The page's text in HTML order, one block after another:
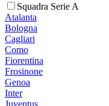
Squadra Serie A
Atalanta
Bologna
Cagliari
Como
Fiorentina
Frosinone
Genoa
Inter
Juventus